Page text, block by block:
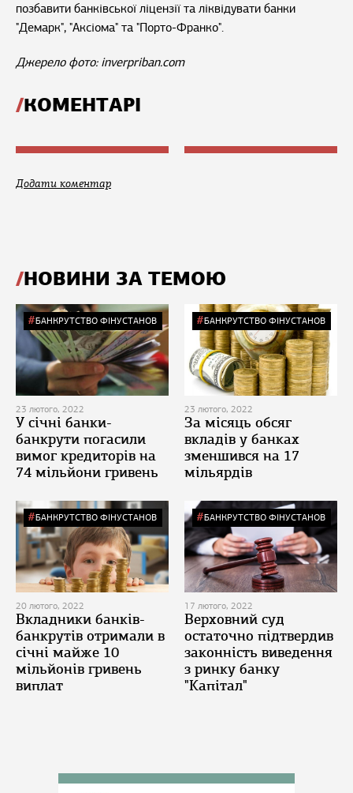
позбавити банківської ліцензії та ліквідувати банки
"Демарк", "Аксіома" та "Порто-Франко".
Джерело фото: inverpriban.com
КОМЕНТАРІ
Додати коментар
НОВИНИ ЗА ТЕМОЮ
БАНКРУТСТВО ФІНУСТАНОВ
23 лютого, 2022
У січні банки-
банкрути погасили
вимог кредиторів на
74 мільйони гривень
БАНКРУТСТВО ФІНУСТАНОВ
23 лютого, 2022
За місяць обсяг
вкладів у банках
зменшився на 17
мільярдів
БАНКРУТСТВО ФІНУСТАНОВ
20 лютого, 2022
Вкладники банків-
банкрутів отримали в
січні майже 10
мільйонів гривень
виплат
БАНКРУТСТВО ФІНУСТАНОВ
17 лютого, 2022
Верховний суд
остаточно підтвердив
законність виведення
з ринку банку
"Капітал"